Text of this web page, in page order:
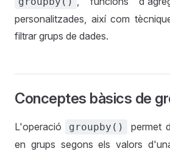
personalitzades, així com
filtrar grups de dades.
Conceptes bàsics de
L'operació groupby()
permet
en grups segons els valors